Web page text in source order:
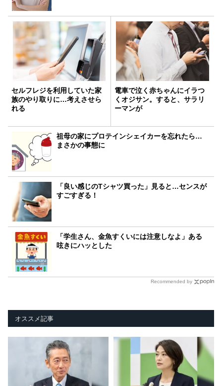
セルフレジを利用していた家
族のやり取りに…考えさせら
れる
電車で泣く赤ちゃんにイラつ
くオジサン。すると、サラリ
ーマンが
祖母の家にプロテインシェイカーを忘れたら…
まさかの事態に
「良い感じのTシャツ買った」見ると…センスが
すごすぎる！
「学生さん、金魚すくいには注意しなよ」ある
呟きにハッとした
Recommended by
オススメ記事